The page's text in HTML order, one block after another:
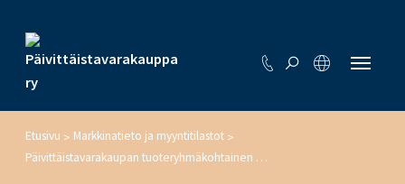
Etusivu > Markkinatieto ja myyntitilastot >
Päivittäistavarakaupan tuoteryhmäkohtainen myynti 10-12/2024